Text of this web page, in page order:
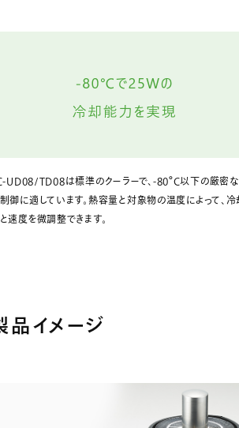
UD08/TD08は標準のクーラーで、-80°C以下の厳密
御に適しています。熱容量と対象物の温度によって、
速度を微調整できます。
品イメージ